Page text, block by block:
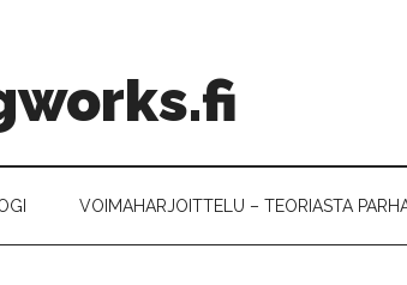
VOIMAHARJOITTELU – TEORIASTA